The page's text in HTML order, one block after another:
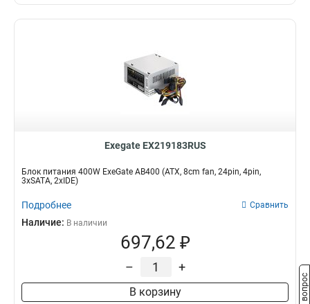
Exegate EX219183RUS
Блок питания 400W ExeGate AB400 (ATX, 8cm fan, 24pin, 4pin,
3xSATA, 2xIDE)
Подробнее Сравнить
Наличие: В наличии
697,62 ₽
– +
В корзину